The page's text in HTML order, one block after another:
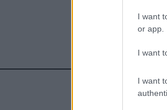
I want
or app.
I want
I want